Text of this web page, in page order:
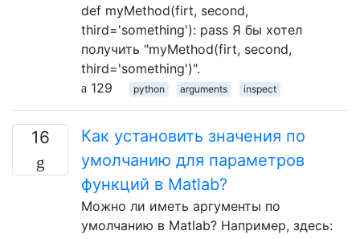
def myMethod(firt, second,
third='something'): pass Я бы хотел
получить "myMethod(firt, second,
third='something')".
129
python arguments inspect
16
Как установить значения по
умолчанию для параметров
функций в Matlab?
Можно ли иметь аргументы по
умолчанию в Matlab? Например, здесь: